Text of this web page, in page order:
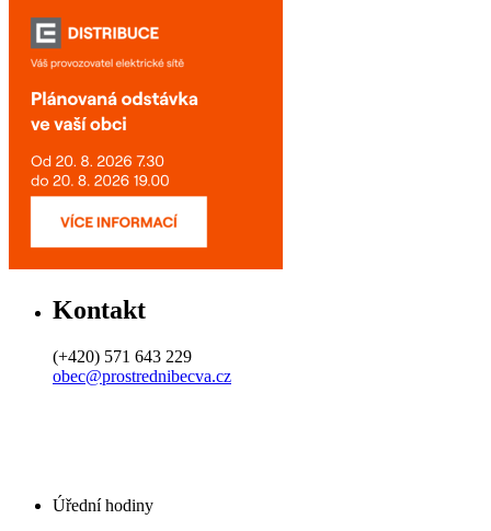
Kontakt
(+420) 571 643 229
obec@prostrednibecva.cz
Úřední hodiny